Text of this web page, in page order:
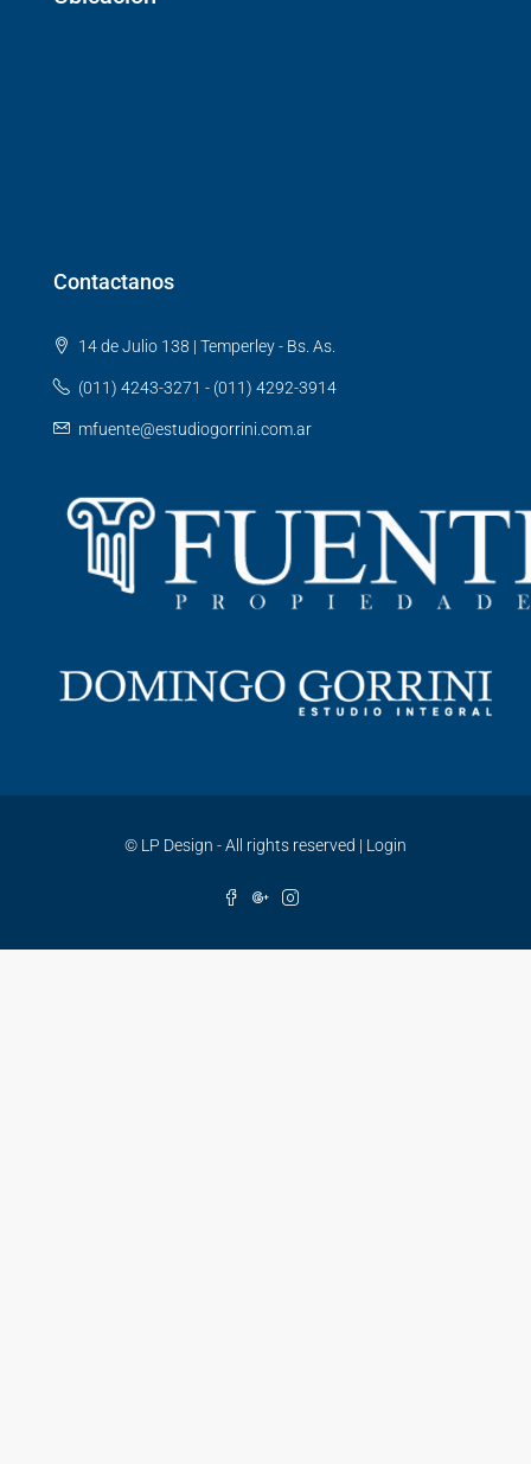
Contactanos
14 de Julio 138 | Temperley - Bs. As.
(011) 4243-3271 - (011) 4292-3914
mfuente@estudiogorrini.com.ar
© LP Design - All rights reserved | Login